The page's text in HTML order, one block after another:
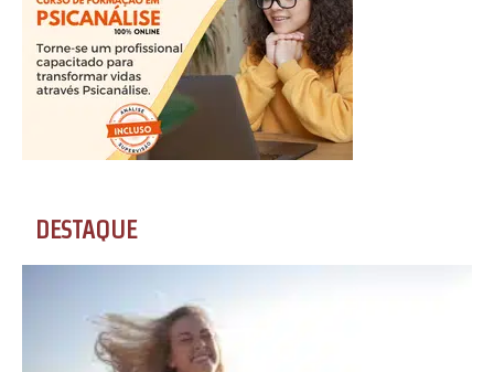
DESTAQUE